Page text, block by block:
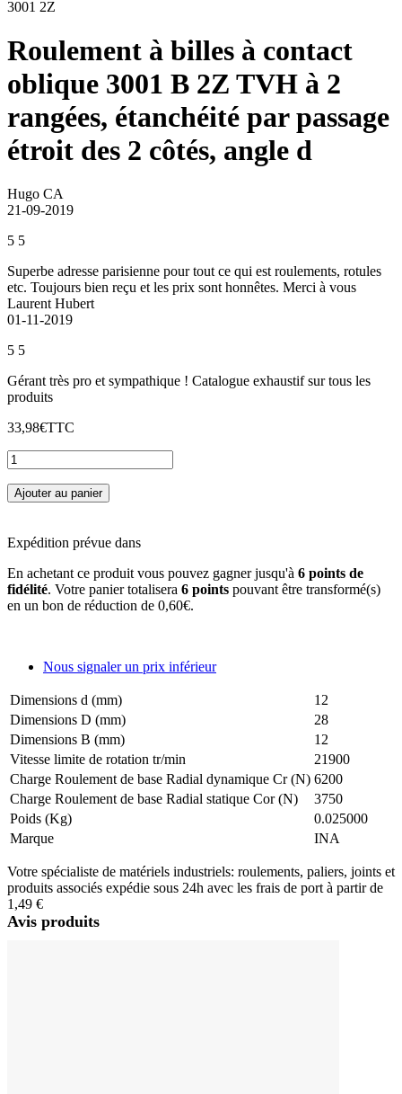
3001 2Z
Roulement à billes à contact
oblique 3001 B 2Z TVH à 2
rangées, étanchéité par passage
étroit des 2 côtés, angle d
Hugo CA
21-09-2019
5 5
Superbe adresse parisienne pour tout ce qui est roulements, rotules
etc. Toujours bien reçu et les prix sont honnêtes. Merci à vous
Laurent Hubert
01-11-2019
5 5
Gérant très pro et sympathique ! Catalogue exhaustif sur tous les
produits
33,98€TTC
Ajouter au panier
Expédition prévue dans
En achetant ce produit vous pouvez gagner jusqu'à 6 points de
fidélité. Votre panier totalisera 6 points pouvant être transformé(s)
en un bon de réduction de 0,60€.
Nous signaler un prix inférieur
Dimensions d (mm)
12
Dimensions D (mm)
28
Dimensions B (mm)
12
Vitesse limite de rotation tr/min
21900
Charge Roulement de base Radial dynamique Cr (N) 6200
Charge Roulement de base Radial statique Cor (N)
3750
Poids (Kg)
0.025000
Marque
INA
Votre spécialiste de matériels industriels: roulements, paliers, joints et
produits associés expédie sous 24h avec les frais de port à partir de
1,49 €
Avis produits